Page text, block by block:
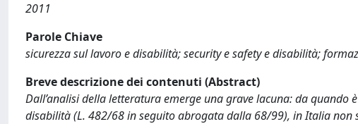
2011
Parole Chiave
sicurezza sul lavoro e disabilità; security e safety e disabilità;
Breve descrizione dei contenuti (Abstract)
Dall’analisi della letteratura emerge una grave lacuna: da quando
disabilità (L. 482/68 in seguito abrogata dalla 68/99), in Italia